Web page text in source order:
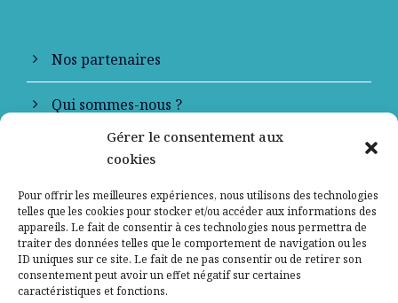
Gérer le consentement aux
cookies
Pour offrir les meilleures expériences, nous utilisons des technologies
telles que les cookies pour stocker et/ou accéder aux informations des
appareils. Le fait de consentir à ces technologies nous permettra de
traiter des données telles que le comportement de navigation ou les
ID uniques sur ce site. Le fait de ne pas consentir ou de retirer son
consentement peut avoir un effet négatif sur certaines
caractéristiques et fonctions.
Nos partenaires
Qui sommes-nous ?
Contactez-nous
Mentions légales
Politique de confidentialité